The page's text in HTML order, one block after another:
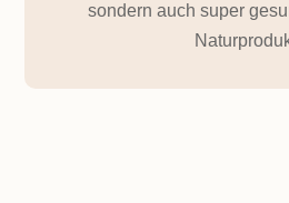
sondern auch super